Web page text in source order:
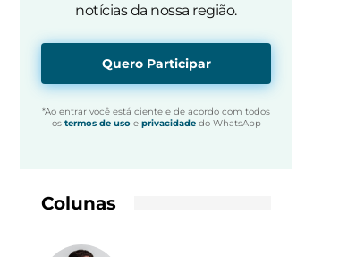
notícias da nossa região.
Quero Participar
*Ao entrar você está ciente e de acordo com todos
os termos de usoe privacidadedo WhatsApp
Colunas